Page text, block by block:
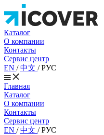
Каталог
О компании
Контакты
Сервис центр
EN /中文 /РУС
Главная
Каталог
О компании
Контакты
Сервис центр
EN /中文 /РУС